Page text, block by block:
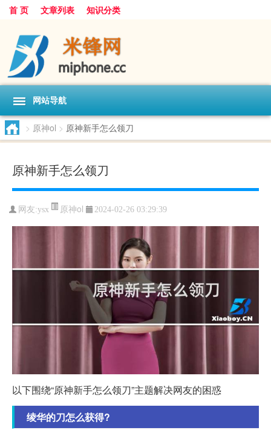
首 页 文章列表 知识分类
网站导航
> 原神ol > 原神新手怎么领刀
原神新手怎么领刀
网友:ysx 原神ol 2024-02-26 03:29:39
以下围绕“原神新手怎么领刀”主题解决网友的困惑
绫华的刀怎么获得?